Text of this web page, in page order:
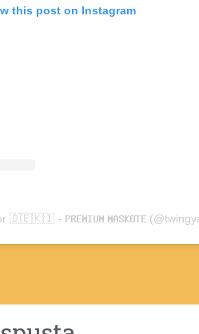
this post on Instagram
🇩​🇪​🇰​🇮​ - 𝗣𝗥𝗘𝗠𝗜𝗨𝗠 𝗠𝗔𝗦𝗞𝗢𝗧𝗘